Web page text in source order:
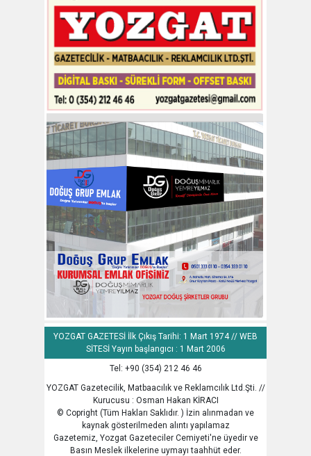
YOZGAT GAZETESİ İlk Çıkış Tarihi: 1 Mart 1974 // WEB
SİTESİ Yayın başlangıcı : 1 Mart 2006
Tel: +90 (354) 212 46 46
YOZGAT Gazetecilik, Matbaacılık ve Reklamcılık Ltd.Şti. //
Kurucusu : Osman Hakan KİRACI
© Copright (Tüm Hakları Saklıdır. ) İzin alınmadan ve
kaynak gösterilmeden alıntı yapılamaz
Gazetemiz, Yozgat Gazeteciler Cemiyeti'ne üyedir ve
Basın Meslek ilkelerine uymayı taahhüt eder.